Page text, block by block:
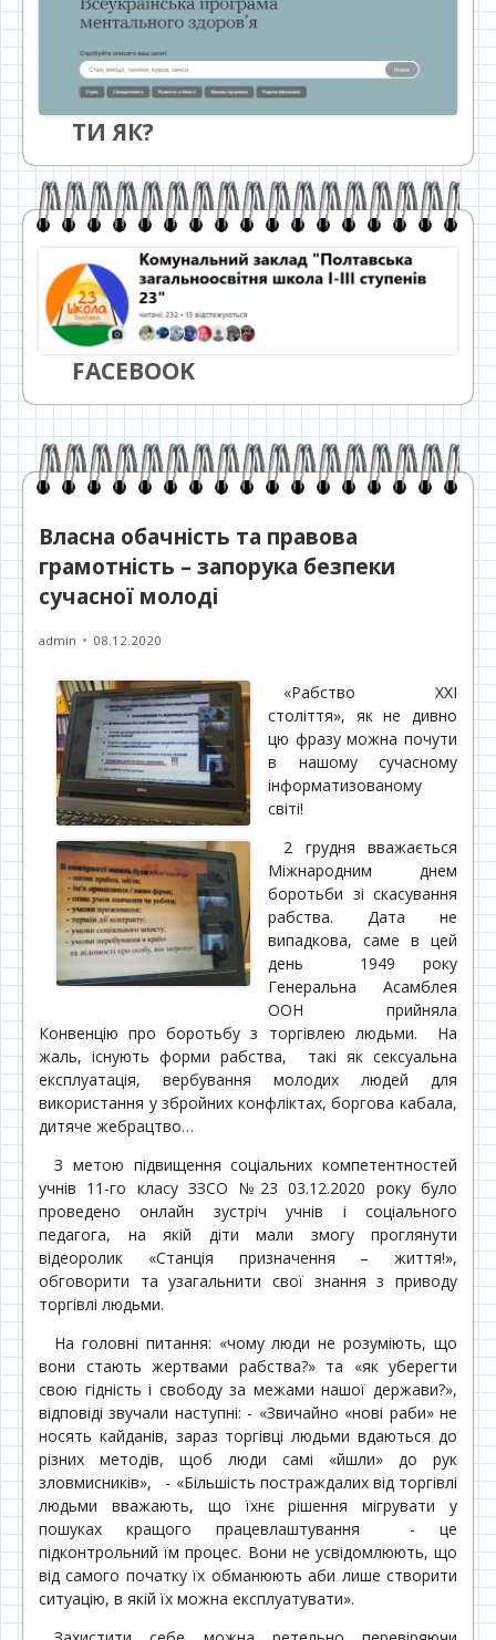
ТИ ЯК?
FACEBOOK
Власна обачність та правова
грамотність – запорука безпеки
сучасної молоді
Автор
admin Опубліковано
08.12.2020
«Рабство ХХІ
століття», як не дивно
цю фразу можна почути
в нашому сучасному
інформатизованому
світі!
2 грудня вважається
Міжнародним днем
боротьби зі скасування
рабства. Дата не
випадкова, саме в цей
день 1949 року
Генеральна Асамблея
ООН прийняла
Конвенцію про боротьбу з торгівлею людьми. На
жаль, існують форми рабства, такі як сексуальна
експлуатація, вербування молодих людей для
використання у збройних конфліктах, боргова кабала,
дитяче жебрацтво…
З метою підвищення соціальних компетентностей
учнів 11-го класу ЗЗСО №23 03.12.2020 року було
проведено онлайн зустріч учнів і соціального
педагога, на якій діти мали змогу проглянути
відеоролик «Станція призначення – життя!»,
обговорити та узагальнити свої знання з приводу
торгівлі людьми.
На головні питання: «чому люди не розуміють, що
вони стають жертвами рабства?» та «як уберегти
свою гідність і свободу за межами нашої держави?»,
відповіді звучали наступні: - «Звичайно «нові раби» не
носять кайданів, зараз торгівці людьми вдаються до
різних методів, щоб люди самі «йшли» до рук
зловмисників», - «Більшість постраждалих від торгівлі
людьми вважають, що їхнє рішення мігрувати у
пошуках кращого працевлаштування - це
підконтрольний їм процес. Вони не усвідомлюють, що
від самого початку їх обманюють аби лише створити
ситуацію, в якій їх можна експлуатувати».